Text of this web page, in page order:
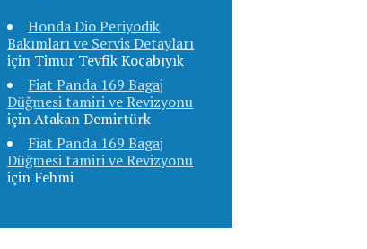
Honda Dio Periyodik
Bakımları ve Servis Detayları
için Timur Tevfik Kocabıyık
Fiat Panda 169 Bagaj
Düğmesi tamiri ve Revizyonu
içinAtakan Demirtürk
Fiat Panda 169 Bagaj
Düğmesi tamiri ve Revizyonu
için Fehmi